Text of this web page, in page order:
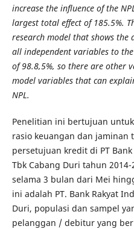
increase the influence of the
largest total effect of 185.5%.
research model that shows
all independent variables to
of 98.8,5%, so there are other
model variables that can
NPL.
Penelitian ini bertujuan
rasio keuangan dan jaminan
persetujuan kredit di PT
Tbk Cabang Duri tahun
selama 3 bulan dari Mei
ini adalah PT. Bank Rakyat
Duri, populasi dan sampel
pelanggan / debitur yang